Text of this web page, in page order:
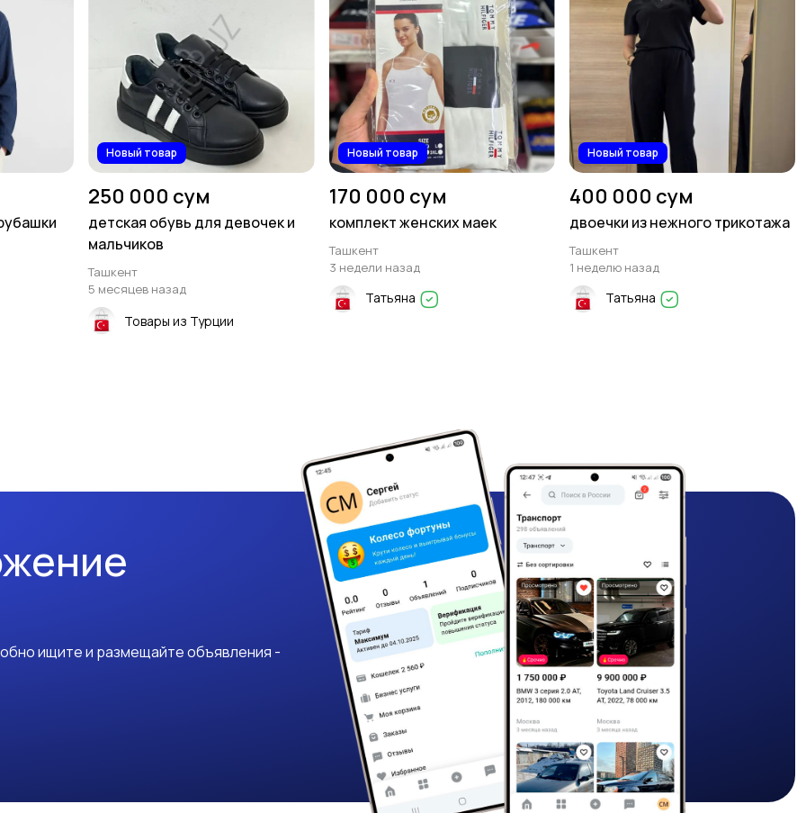
Новый товар
250 000 сум
детская обувь для девочек и
мальчиков
Ташкент
5 месяцев назад
Товары из Турции
Новый товар
170 000 сум
комплект женских маек
Ташкент
3 недели назад
Татьяна
Новый товар
400 000 сум
двоечки из нежного трикотажа
Ташкент
1 неделю назад
Татьяна
ищите и размещайте объявления -